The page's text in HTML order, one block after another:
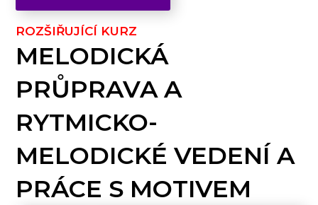
ROZŠIŘUJÍCÍ KURZ
MELODICKÁ
PRŮPRAVA A
RYTMICKO-
MELODICKÉ VEDENÍ A
PRÁCE S MOTIVEM